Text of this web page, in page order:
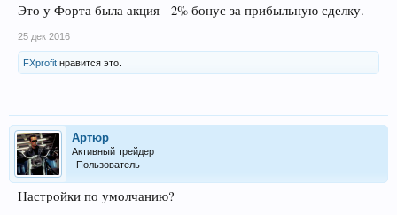
Это у Форта была акция - 2% бонус за прибыльную сделку.
25 дек 2016
FXprofit нравится это.
Артюр
Активный трейдер
Пользователь
Настройки по умолчанию?